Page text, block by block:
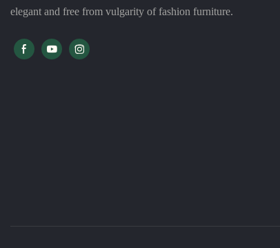
elegant and free from vulgarity of fashion furniture.